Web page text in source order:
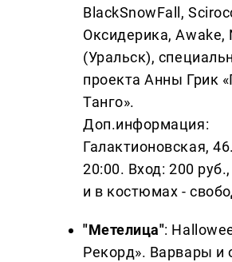
BlackSnowFall,
Оксидерика, Awake,
(Уральск),
проекта Анны Грик
Танго».
Доп.информация:
Галактионовская, 46.
20:00. Вход: 200
и в костюмах -
"Метелица":
Рекорд». Варвары и